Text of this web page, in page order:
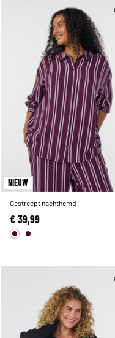
NIEUW
Gestreept nachthemd
€ 39,99